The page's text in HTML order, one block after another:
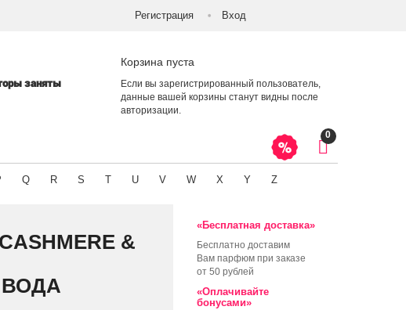
Регистрация Вход
заняты
Корзина пуста
Если вы зарегистрированный пользователь,
данные вашей корзины станут видны после
авторизации
0
Q R S T U V W X Y Z
&
«Бесплатная доставка»
Бесплатно доставим
Вам парфюм при заказе
от 50 рублей
«Оплачивайте
бонусами»